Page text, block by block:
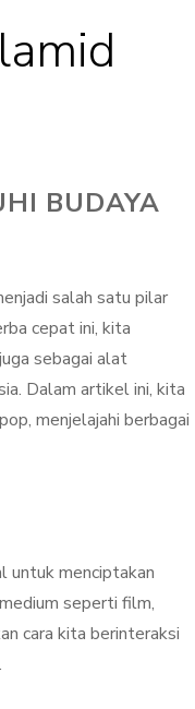
BUDAYA
salah satu pilar
cepat ini, kita
sebagai alat
Dalam artikel ini, kita
menjelajahi berbagai
untuk menciptakan
seperti film,
cara kita berinteraksi